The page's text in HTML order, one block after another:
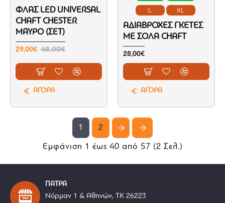
ΦΛΑΣ LED UNIVERSAL
CHAFT CHESTER
ΜΑΎΡΟ (ΣΕΤ)
29,00€ 48,00€
ΑΓΟΡΑ
L XL
ΑΔΙΆΒΡΟΧΕΣ ΓΚΈΤΕΣ
ΜΕ ΣΌΛΑ CHAFT
28,00€
ΑΓΟΡΑ
1 2
Εμφάνιση 1 έως 40 από 57 (2 Σελ.)
ΠΑΤΡΑ
Νόρμαν 1 & Αθηνών, ΤΚ 26223